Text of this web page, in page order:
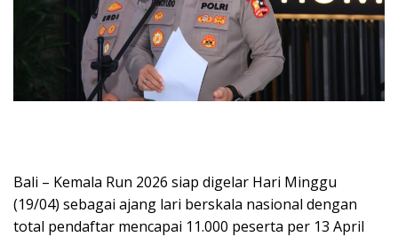
Bali – Kemala Run 2026 siap digelar Hari Minggu
(19/04) sebagai ajang lari berskala nasional dengan
total pendaftar mencapai 11.000 peserta per 13 April